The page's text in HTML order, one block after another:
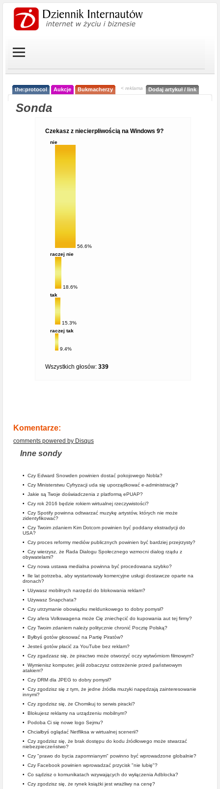
the:protocol Aukcje Bukmacherzy < reklama Dodaj artykuł / link
Sonda
Czekasz z niecierpliwością na Windows 9?
nie
56.6%
raczej nie
18.6%
tak
15.3%
raczej tak
9.4%
Wszystkich głosów: 339
Komentarze:
comments powered by Disqus
Inne sondy
• Czy Edward Snowden powinien dostać pokojowego Nobla?
• Czy Ministerstwu Cyfryzacji uda się uporządkować e-administrację?
• Jakie są Twoje doświadczenia z platformą ePUAP?
• Czy rok 2016 będzie rokiem wirtualnej rzeczywistości?
• Czy Spotify powinna odtwarzać muzykę artystów, których nie może
zidentyfikować?
• Czy Twoim zdaniem Kim Dotcom powinien być poddany ekstradycji do
USA?
• Czy proces reformy mediów publicznych powinien być bardziej przejrzysty?
• Czy wierzysz, że Rada Dialogu Społecznego wzmocni dialog rządu z
obywatelami?
• Czy nowa ustawa medialna powinna być procedowana szybko?
• Ile lat potrzeba, aby wystartowały komercyjne usługi dostawcze oparte na
dronach?
• Używasz mobilnych narzędzi do blokowania reklam?
• Używasz Snapchata?
• Czy utrzymanie obowiązku meldunkowego to dobry pomysł?
• Czy afera Volkswagena może Cię zniechęcić do kupowania aut tej firmy?
• Czy Twoim zdaniem należy politycznie chronić Pocztę Polską?
• Byłbyś gotów głosować na Partię Piratów?
• Jesteś gotów płacić za YouTube bez reklam?
• Czy zgadzasz się, że piractwo może otworzyć oczy wytwórniom filmowym?
• Wymienisz komputer, jeśli zobaczysz ostrzeżenie przed państwowym
atakiem?
• Czy DRM dla JPEG to dobry pomysł?
• Czy zgodzisz się z tym, że jedne źródła muzyki napędzają zainteresowanie
innymi?
• Czy zgodzisz się, że Chomikuj to serwis piracki?
• Blokujesz reklamy na urządzeniu mobilnym?
• Podoba Ci się nowe logo Sejmu?
• Chciałbyś oglądać Netfliksa w wirtualnej scenerii?
• Czy zgodzisz się, że brak dostępu do kodu źródłowego może stwarzać
niebezpieczeństwo?
• Czy "prawo do bycia zapomnianym" powinno być wprowadzone globalnie?
• Czy Facebook powinien wprowadzać przycisk "nie lubię"?
• Co sądzisz o komunikatach wzywających do wyłączenia Adblocka?
• Czy zgodzisz się, że rynek książki jest wrażliwy na cenę?